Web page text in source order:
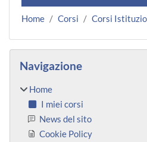
Home Corsi Corsi
Blocchi
Navigazione
Home
I miei corsi
News del sito
Cookie Policy